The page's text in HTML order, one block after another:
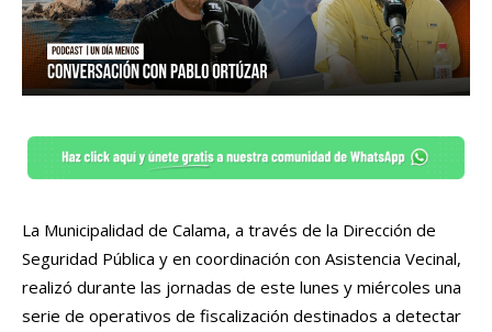
La Municipalidad de Calama, a través de la Dirección de
Seguridad Pública y en coordinación con Asistencia Vecinal,
realizó durante las jornadas de este lunes y miércoles una
serie de operativos de fiscalización destinados a detectar